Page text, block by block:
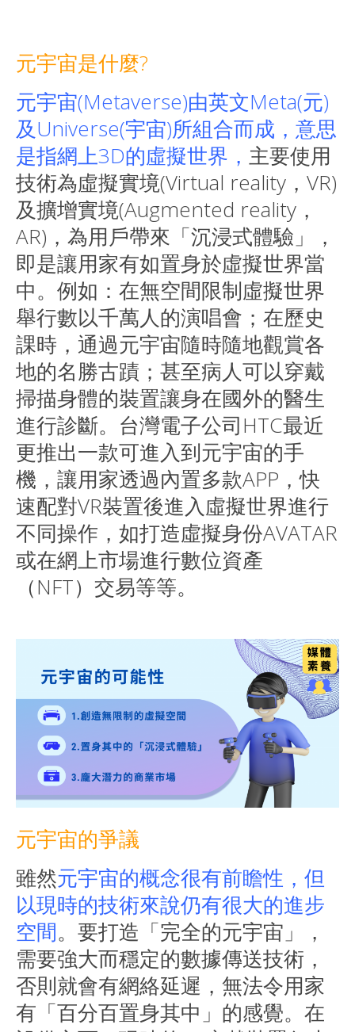
元宇宙是什麼?
元宇宙(Metaverse)由英文Meta(元)
及Universe(宇宙)所組合而成，意思
是指網上3D的虛擬世界， 主要使用
技術為虛擬實境(Virtual reality，VR)
及擴增實境(Augmented reality，
AR)，為用戶帶來「沉浸式體驗」，
即是讓用家有如置身於虛擬世界當
中。例如：在無空間限制虛擬世界
舉行數以千萬人的演唱會；在歷史
課時，通過元宇宙隨時隨地觀賞各
地的名勝古蹟；甚至病人可以穿戴
掃描身體的裝置讓身在國外的醫生
進行診斷。台灣電子公司HTC最近
更推出一款可進入到元宇宙的手
機，讓用家透過內置多款APP，快
速配對VR裝置後進入虛擬世界進行
不同操作，如打造虛擬身份AVATAR
或在網上市場進行數位資產
（NFT）交易等等。
元宇宙的爭議
雖然元宇宙的概念很有前瞻性，但
以現時的技術來說仍有很大的進步
空間。要打造「完全的元宇宙」，
需要強大而穩定的數據傳送技術，
否則就會有網絡延遲，無法令用家
有「百分百置身其中」的感覺。在